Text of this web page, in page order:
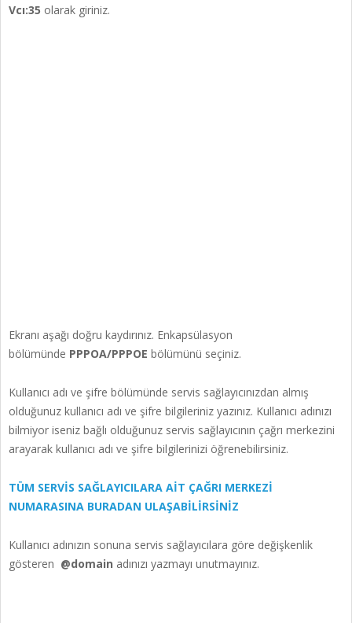
Vcı:35 olarak giriniz.
Ekranı aşağı doğru kaydırınız. Enkapsülasyon
bölümünde PPPOA/PPPOE bölümünü seçiniz.
Kullanıcı adı ve şifre bölümünde servis sağlayıcınızdan almış
olduğunuz kullanıcı adı ve şifre bilgileriniz yazınız. Kullanıcı adınızı
bilmiyor iseniz bağlı olduğunuz servis sağlayıcının çağrı merkezini
arayarak kullanıcı adı ve şifre bilgilerinizi öğrenebilirsiniz.
TÜM SERVİS SAĞLAYICILARA AİT ÇAĞRI MERKEZİ
NUMARASINA BURADAN ULAŞABİLİRSİNİZ
Kullanıcı adınızın sonuna servis sağlayıcılara göre değişkenlik
gösteren @domain adınızı yazmayı unutmayınız.